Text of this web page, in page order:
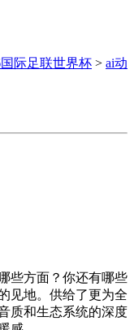
国际足联世界杯 > ai动
方面？你还有哪些
见地。供给了更为全
质和生态系统的深度